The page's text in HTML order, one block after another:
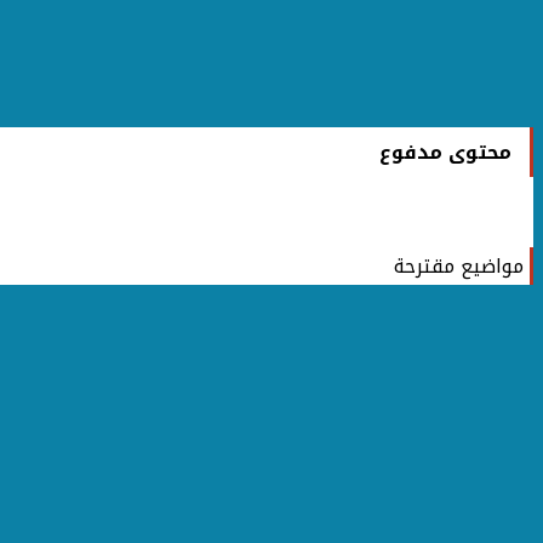
محتوى مدفوع
مواضيع مقترحة